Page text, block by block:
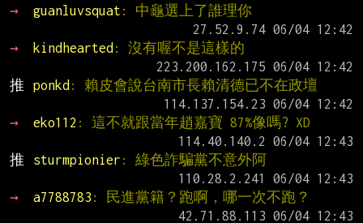
→
guanluvsquat : 中龜選上了誰理你
→
kindhearted : 沒有喔不是這樣的
推
ponkd : 賴皮會說台南市長賴清德已不在政壇
→
eko112 : 這不就跟當年趙嘉寶 87%像嗎? XD
推
sturmpionier : 綠色詐騙黨不意外阿
→
a7788783 : 民進黨籍？跑啊，哪一次不跑？